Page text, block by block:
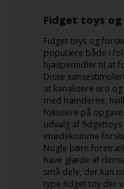
Fidget toys
Fidget toys og
populære både i
hjælpemidler til at
Disse
at kanalisere uro
med hænderne,
fokusere på
udvalg af
imødekomme
Nogle børn
have glæde af
små dele, der kan
type fidget toy der